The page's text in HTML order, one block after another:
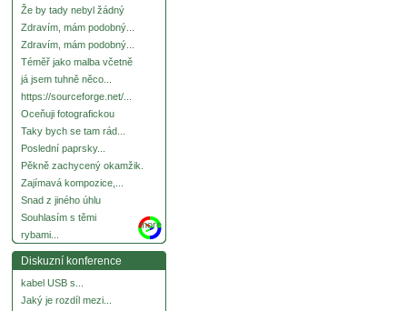
Že by tady nebyl žádný
Zdravím, mám podobný...
Zdravím, mám podobný...
Téměř jako malba včetně
já jsem tuhně něco...
https://sourceforge.net/...
Oceňuji fotografickou
Taky bych se tam rád...
Poslední paprsky...
Pěkně zachycený okamžik.
Zajímavá kompozice,...
Snad z jiného úhlu
Souhlasím s těmi
rybami...
more
Diskuzní konference
kabel USB s...
Jaký je rozdíl mezi...